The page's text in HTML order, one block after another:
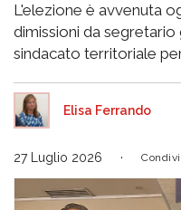
L'elezione è avvenuta
dimissioni da
sindacato territoriale
Elisa Ferrando
27 Luglio 2026